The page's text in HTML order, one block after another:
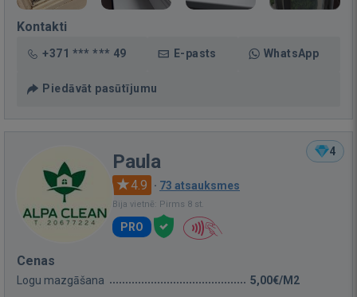
Kontakti
+371 *** *** 49 E-pasts WhatsApp
Piedāvāt pasūtījumu
4
Paula
4.9 · 73 atsauksmes
Bija vietnē: Pirms 8 st.
PRO
Cenas
Logu mazgāšana 5,00€/M2